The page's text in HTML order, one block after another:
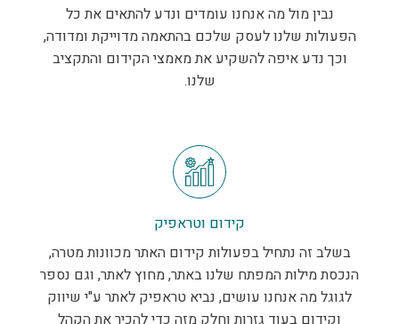
נבין מול מה אנחנו עומדים ונדע להתאים את כל
הפעולות שלנו לעסק שלכם בהתאמה מדוייקת ומדודה,
וכך נדע איפה להשקיע את מאמצי הקידום והתקציב
שלנו.
קידום וטראפיק
בשלב זה נתחיל בפעולות קידום האתר מכוונות מטרה,
הנכסת מילות המפתח שלנו באתר, מחוץ לאתר, וגם נספר
לגוגל מה אנחנו עושים, נביא טראפיק לאתר ע"י שיווק
וקידום בעוד גזרות וחלק מזה כדי להכיר את הקהל